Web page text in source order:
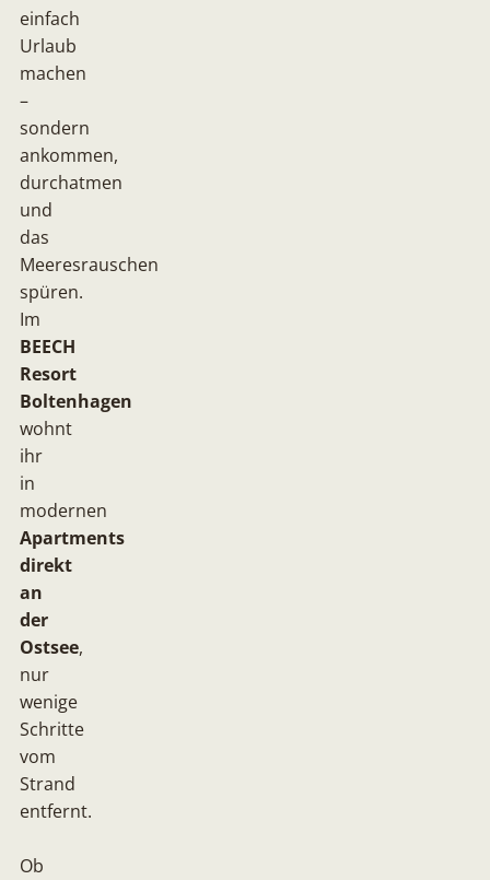
einfach
Urlaub
machen
–
sondern
ankommen,
durchatmen
und
das
Meeresrauschen
spüren.
Im
BEECH
Resort
Boltenhagen
wohnt
ihr
in
modernen
Apartments
direkt
an
der
Ostsee,
nur
wenige
Schritte
vom
Strand
entfernt.
Ob